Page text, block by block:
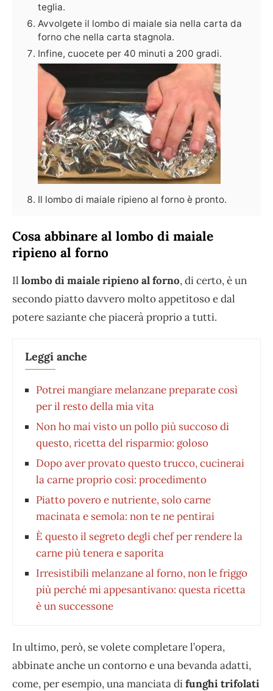
teglia.
Avvolgete il lombo di maiale sia nella carta da
forno che nella carta stagnola.
Infine, cuocete per 40 minuti a 200 gradi.
Il lombo di maiale ripieno al forno è pronto.
Cosa abbinare al lombo di maiale
ripieno al forno
Il lombo di maiale ripieno al forno, di certo, è un
secondo piatto davvero molto appetitoso e dal
potere saziante che piacerà proprio a tutti.
Leggi anche
Potrei mangiare melanzane preparate così
per il resto della mia vita
Non ho mai visto un pollo più succoso di
questo, ricetta del risparmio: goloso
Dopo aver provato questo trucco, cucinerai
la carne proprio così: procedimento
Piatto povero e nutriente, solo carne
macinata e semola: non te ne pentirai
È questo il segreto degli chef per rendere la
carne più tenera e saporita
Irresistibili melanzane al forno, non le friggo
più perché mi appesantivano: questa ricetta
è un successone
In ultimo, però, se volete completare l’opera,
abbinate anche un contorno e una bevanda adatti,
come, per esempio, una manciata difunghi trifolati